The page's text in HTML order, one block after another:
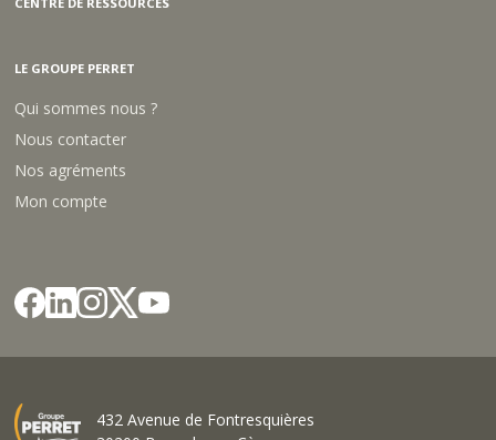
Votre devis en 48h
Livraison à domicile
ou retrait en magasin
Service client à votre écoute
NOS PRODUITS